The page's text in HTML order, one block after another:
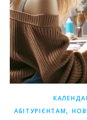
АБІТУРІЄНТАМ,